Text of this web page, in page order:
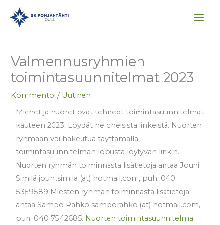
sisältöön
Valmennusryhmien
toimintasuunnitelmat 2023
Kommentoi / Uutinen
Miehet ja nuoret ovat tehneet toimintasuunnitelmat
kauteen 2023. Löydät ne oheisista linkeistä. Nuorten
ryhmään voi hakeutua täyttämällä
toimintasuunnitelman lopusta löytyvän linkin.
Nuorten ryhmän toiminnasta lisätietoja antaa Jouni
Similä jouni.simila (at) hotmail.com, puh. 040
5359589 Miesten ryhmän toiminnasta lisätietoja
antaa Sampo Rahko samporahko (at) hotmail.com,
puh. 040 7542685. Nuorten toimintasuunnitelma